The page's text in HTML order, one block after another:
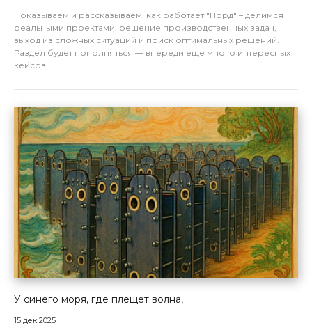
Показываем и рассказываем, как работает "Норд" – делимся
реальными проектами: решение производственных задач,
выход из сложных ситуаций и поиск оптимальных решений.
Раздел будет пополняться — впереди еще много интересных
кейсов....
У синего моря, где плещет волна,
15 дек 2025